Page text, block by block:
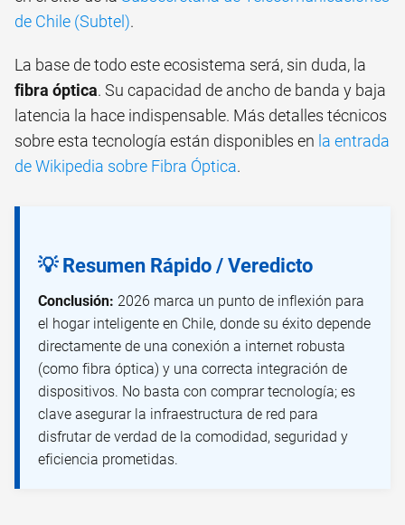
de Chile (Subtel).
La base de todo este ecosistema será, sin duda, la
fibra óptica. Su capacidad de ancho de banda y baja
latencia la hace indispensable. Más detalles técnicos
sobre esta tecnología están disponibles en la entrada
de Wikipedia sobre Fibra Óptica.
💡 Resumen Rápido / Veredicto
Conclusión: 2026 marca un punto de inflexión para
el hogar inteligente en Chile, donde su éxito depende
directamente de una conexión a internet robusta
(como fibra óptica) y una correcta integración de
dispositivos. No basta con comprar tecnología; es
clave asegurar la infraestructura de red para
disfrutar de verdad de la comodidad, seguridad y
eficiencia prometidas.